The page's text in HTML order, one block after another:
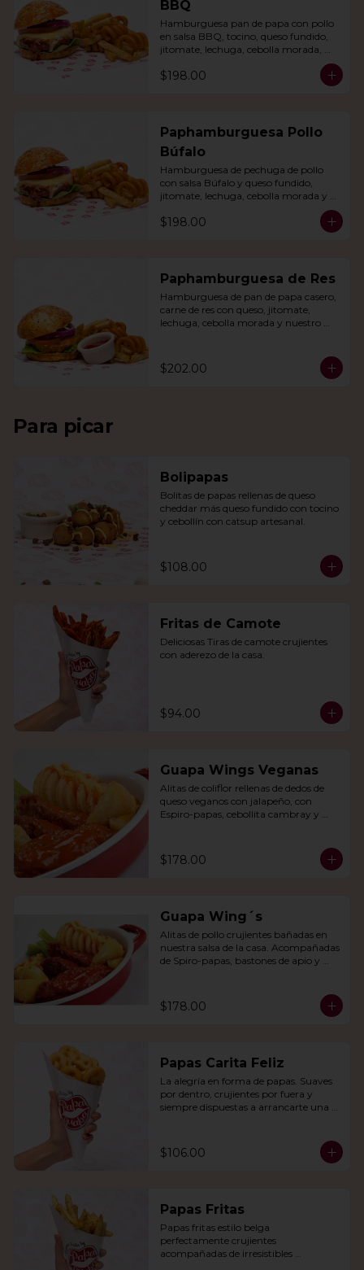
BBQ
Hamburguesa pan de papa con pollo
en salsa BBQ, tocino, queso fundido,
jitomate, lechuga, cebolla morada,
$198.00
Paphamburguesa Pollo
Búfalo
Hamburguesa de pechuga de pollo
con salsa Búfalo y queso fundido,
jitomate, lechuga, cebolla morada y
nuestra salsa especial. Con papas fritas
y rizo.
$198.00
Paphamburguesa de Res
Hamburguesa de pan de papa casero,
carne de res con queso, jitomate,
lechuga, cebolla morada y nuestro
$202.00
Para picar
Bolipapas
Bolitas de papas rellenas de queso
cheddar más queso fundido con tocino
y cebollín con catsup artesanal.
$108.00
Fritas de Camote
Deliciosas Tiras de camote crujientes
con aderezo de la casa.
$94.00
Guapa Wings Veganas
Alitas de coliflor rellenas de dedos de
queso veganos con jalapeño, con
Espiro-papas, cebollita cambray y
$178.00
Guapa Wing´s
Alitas de pollo crujientes bañadas en
nuestra salsa de la casa. Acompañadas
de Spiro-papas, bastones de apio y
$178.00
Papas Carita Feliz
La alegría en forma de papas. Suaves
por dentro, crujientes por fuera y
siempre dispuestas a arrancarte una
$106.00
Papas Fritas
Papas fritas estilo belga
perfectamente crujientes
acompañadas de irresistibles